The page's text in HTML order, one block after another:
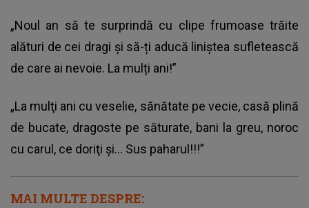
„Noul an să te surprindă cu clipe frumoase trăite
alături de cei dragi și să-ți aducă liniștea sufletească
de care ai nevoie. La mulți ani!”
„La mulţi ani cu veselie, sănătate pe vecie, casă plină
de bucate, dragoste pe săturate, bani la greu, noroc
cu carul, ce doriţi şi… Sus paharul!!!”
MAI MULTE DESPRE: